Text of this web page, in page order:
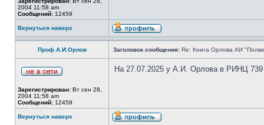
2004 11:58 am
Сообщений: 12459
Вернуться наверх
Проф.А.И.Орлов Заголовок сообщения: Re: Книга Орлова АИ
Зарегистрирован: Вт сен 28,
2004 11:58 am
Сообщений: 12459
На 27.07.2025 у А.И. Орлова в РИНЦ 739
Вернуться наверх